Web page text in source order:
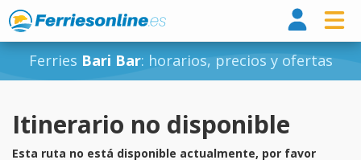
Ferries Bari Bar: horarios, precios y ofertas
Itinerario no disponible
Esta ruta no está disponible actualmente, por favor